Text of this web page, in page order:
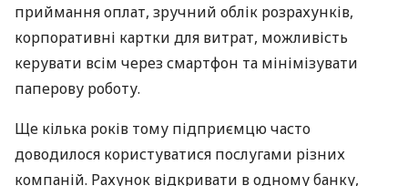
приймання оплат, зручний облік розрахунків,
корпоративні картки для витрат, можливість
керувати всім через смартфон та мінімізувати
паперову роботу.
Ще кілька років тому підприємцю часто
доводилося користуватися послугами різних
компаній. Рахунок відкривати в одному банку,